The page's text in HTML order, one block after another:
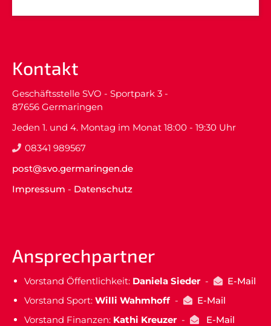
Kontakt
Geschäftsstelle SVO - Sportpark 3 -
87656 Germaringen
Jeden 1. und 4. Montag im Monat 18:00 - 19:30 Uhr
08341 989567
post@svo.germaringen.de
Impressum - Datenschutz
Ansprechpartner
Vorstand Öffentlichkeit: Daniela Sieder-
E-Mail
Vorstand Sport: Willi Wahmhoff-
E-Mail
Vorstand Finanzen: Kathi Kreuzer- E-Mail